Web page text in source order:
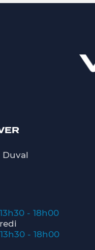
Duval
- 18h00
- 18h00